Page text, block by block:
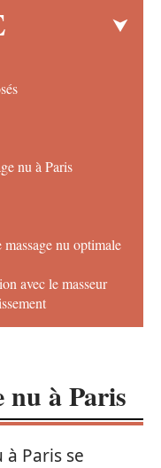
nu à Paris
nu optimale
avec le masseur
nu à Paris
à Paris se